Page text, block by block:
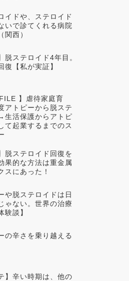
イドや、ステロイド
いで診てくれる病院
関西）
脱ステロイド4年目。
復【私が実証】
】虐待家庭育
アトピーから脱ステ
生活保護からアトピ
て起業するまでのス
脱ステロイド回復を
果的な方法は重金属
スにあった！
や脱ステロイドは日
ゃない。世界の治療
験談】
の辛さを乗り越える
】辛い時期は、他の